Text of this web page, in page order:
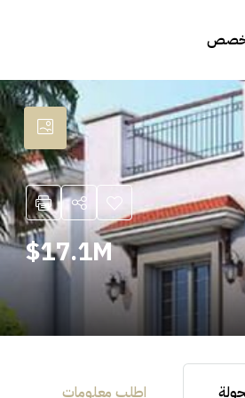
مخصص
17.1M$
اطلب معلومات